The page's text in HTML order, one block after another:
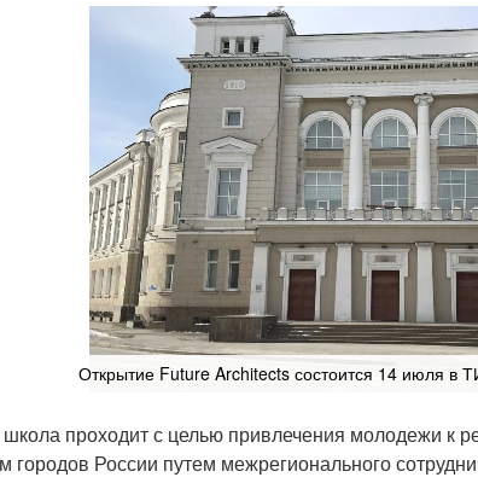
Открытие Future Architects состоится 14 июля в
школа проходит с целью привлечения молодежи к
городов России путем межрегионального